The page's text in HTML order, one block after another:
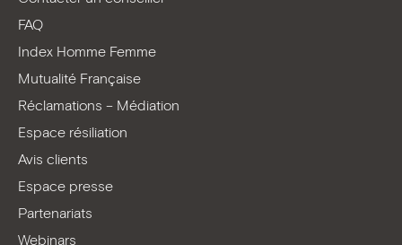
FAQ
Index Homme Femme
Mutualité Française
Réclamations – Médiation
Espace résiliation
Avis clients
Espace presse
Partenariats
Webinars